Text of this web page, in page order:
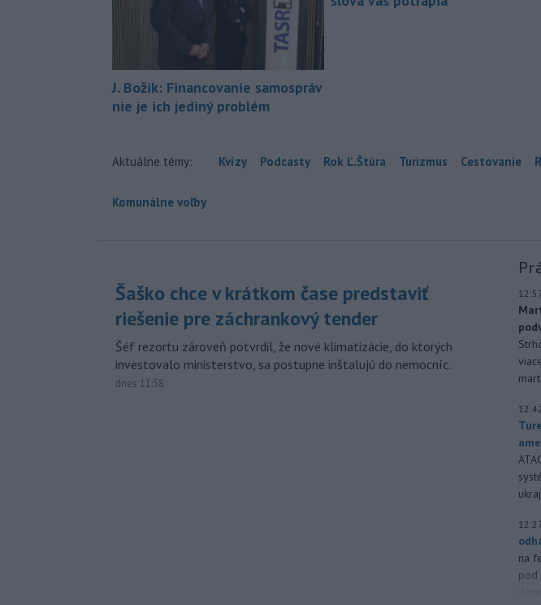
J. Božik: Financovanie samospráv
nie je ich jediný problém
Aktuálne témy: Kvízy Podcasty Rok Ľ.Štúra Turizmus Cestovanie
Komunálne voľby
Šaško chce v krátkom čase predstaviť
riešenie pre záchrankový tender
Šéf rezortu zároveň potvrdil, že nové klimatizácie, do ktorých
investovalo ministerstvo, sa postupne inštalujú do nemocníc.
dnes 11:58
12:42
na
pod